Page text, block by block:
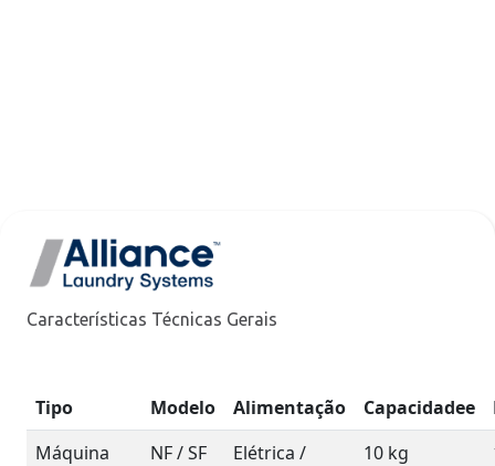
Características Técnicas Gerais
Tipo Modelo Alimentação Capacidadee
Máquina
NF / SF
Elétrica /
10 kg